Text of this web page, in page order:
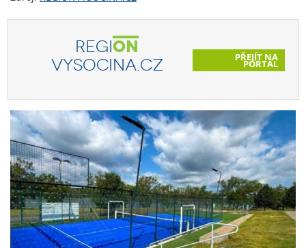
REGION
VYSOCINA.CZ
PŘEJÍT NA
PORTÁL